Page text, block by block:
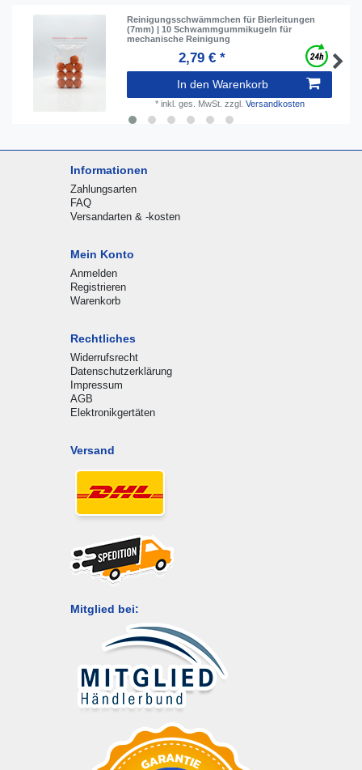
Reinigungsschwämmchen für Bierleitungen
(7mm) | 10 Schwammgummikugeln für
mechanische Reinigung
2,79 € *
In den Warenkorb
* inkl. ges. MwSt. zzgl. Versandkosten
Informationen
Zahlungsarten
FAQ
Versandarten & -kosten
Mein Konto
Anmelden
Registrieren
Warenkorb
Rechtliches
Widerrufsrecht
Datenschutzerklärung
Impressum
AGB
Elektronikgertäten
Versand
Mitglied bei: